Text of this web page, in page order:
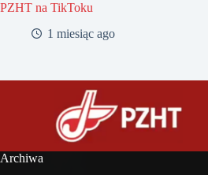
PZHT na TikToku
1 miesiąc ago
Archiwa